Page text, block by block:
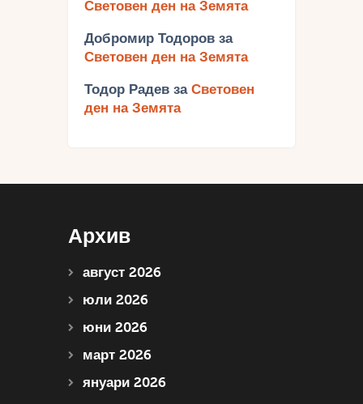
Световен ден на Земята
Добромир Тодоров за
Световен ден на Земята
Тодор Радев за Световен
ден на Земята
Архив
август 2026
юли 2026
юни 2026
март 2026
януари 2026